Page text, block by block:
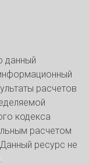
данный
расчетов
кодекса
расчетом
ресурс не